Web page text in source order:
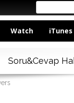
Watch iTunes
Soru&Cevap